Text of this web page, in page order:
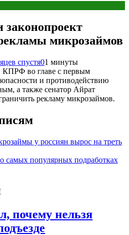
законопроект
микрозаймов
спустя01 минуты
КПРФ во главе с первым
и противодействию
а также сенатор Айрат
рекламу микрозаймов.
у россиян вырос на треть
о самых популярных подработках
почему нельзя